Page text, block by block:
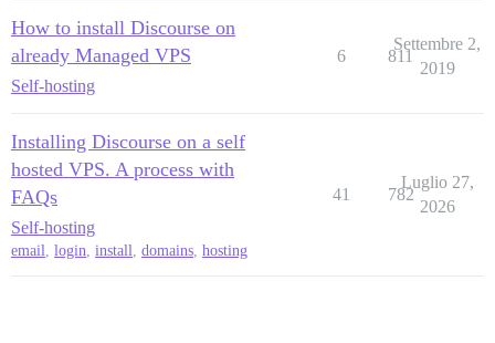
How to install Discourse on
already Managed VPS
Self-hosting
6 811
Settembre 2,
2019
Installing Discourse on a self
hosted VPS. A process with
FAQs
Self-hosting
email, login, install, domains, hosting
41 782
Luglio 27,
2026